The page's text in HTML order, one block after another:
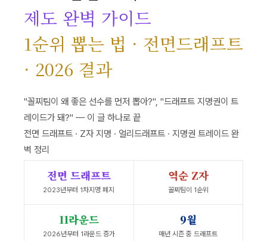
제도 완벽 가이드
1순위 뽑는 법 · 전면드래프트
· 2026 결과
"꼴찌팀이 왜 좋은 선수를 먼저 뽑아?", "드래프트 지명권이 트
레이드가 돼?" — 이 글 하나로 끝
전면 드래프트 · Z자 지명 · 얼리드래프트 · 지명권 트레이드 완
벽 정리
전면 드래프트
2023년부터 1차지명 폐지
역순 Z자
꼴찌팀이 1순위
11라운드
2026년부터 1라운드 증가
9월
매년 시즌 중 드래프트